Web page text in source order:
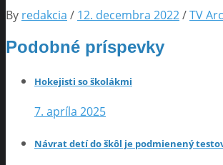
By redakcia / 12. decembra 2022/TV
Podobné príspevky
Hokejisti so školákmi
7. apríla 2025
Návrat detí do škôl je podmienený